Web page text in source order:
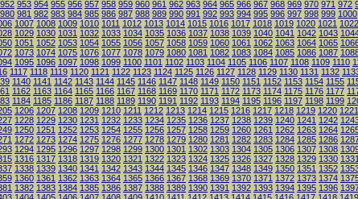
952 953 954 955 956 957 958 959 960 961 962 963 964 965 966 967 968 969 970 971 972
980 981 982 983 984 985 986 987 988 989 990 991 992 993 994 995 996 997 998 999 1000
1007 1008 1009 1010 1011 1012 1013 1014 1015 1016 1017 1018 1019 1020 1021 1022
1029 1030 1031 1032 1033 1034 1035 1036 1037 1038 1039 1040 1041 1042 1043
1051 1052 1053 1054 1055 1056 1057 1058 1059 1060 1061 1062 1063 1064 1065
1073 1074 1075 1076 1077 1078 1079 1080 1081 1082 1083 1084 1085 1086 1087
1095 1096 1097 1098 1099 1100 1101 1102 1103 1104 1105 1106 1107 1108 1109 1110
1117 1118 1119 1120 1121 1122 1123 1124 1125 1126 1127 1128 1129 1130 1131 1132
1140 1141 1142 1143 1144 1145 1146 1147 1148 1149 1150 1151 1152 1153 1154 1155
1162 1163 1164 1165 1166 1167 1168 1169 1170 1171 1172 1173 1174 1175 1176 1177
1184 1185 1186 1187 1188 1189 1190 1191 1192 1193 1194 1195 1196 1197 1198 1199
1206 1207 1208 1209 1210 1211 1212 1213 1214 1215 1216 1217 1218 1219 1220 1221
1228 1229 1230 1231 1232 1233 1234 1235 1236 1237 1238 1239 1240 1241 1242
1250 1251 1252 1253 1254 1255 1256 1257 1258 1259 1260 1261 1262 1263 1264
1272 1273 1274 1275 1276 1277 1278 1279 1280 1281 1282 1283 1284 1285 1286
1294 1295 1296 1297 1298 1299 1300 1301 1302 1303 1304 1305 1306 1307 1308
1316 1317 1318 1319 1320 1321 1322 1323 1324 1325 1326 1327 1328 1329 1330 1331
1338 1339 1340 1341 1342 1343 1344 1345 1346 1347 1348 1349 1350 1351 1352
1360 1361 1362 1363 1364 1365 1366 1367 1368 1369 1370 1371 1372 1373 1374
1382 1383 1384 1385 1386 1387 1388 1389 1390 1391 1392 1393 1394 1395 1396